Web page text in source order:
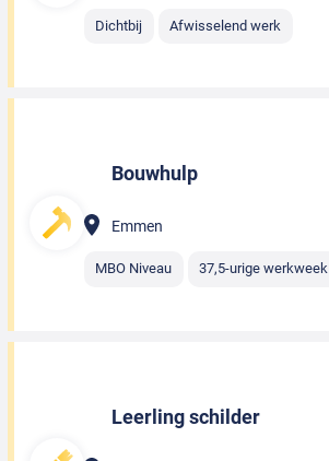
Dichtbij Afwisselend werk
Bouwhulp
Emmen
MBO Niveau 37,5-urige werkweek
Leerling schilder